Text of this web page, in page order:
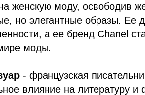
женскую моду, освободив
но элегантные образы. Ее
а ее бренд Chanel
моды.
- французская
влияние на литературу